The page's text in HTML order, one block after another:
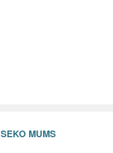
SEKO MUMS